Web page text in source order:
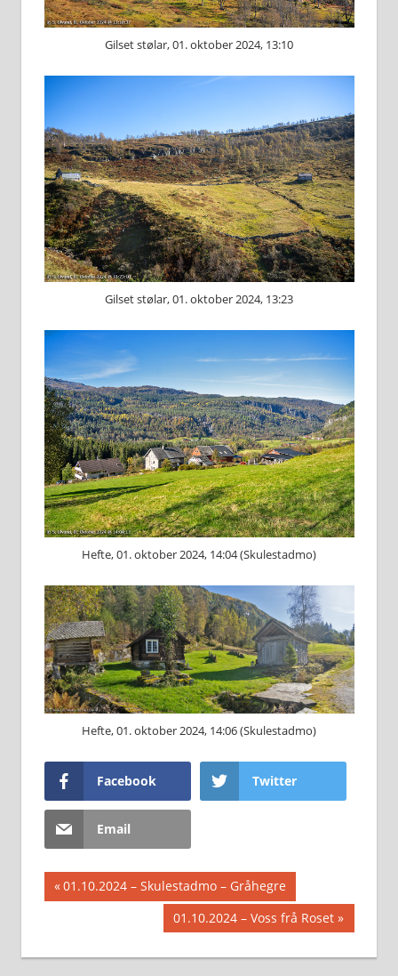
Gilset stølar, 01. oktober 2024, 13:10
Gilset stølar, 01. oktober 2024, 13:23
Hefte, 01. oktober 2024, 14:04 (Skulestadmo)
Hefte, 01. oktober 2024, 14:06 (Skulestadmo)
Facebook Twitter
Email
Innleggsnavigasjon
Previous
Post:
01.10.2024 – Skulestadmo – Gråhegre
Next
Post:
01.10.2024 – Voss frå Roset